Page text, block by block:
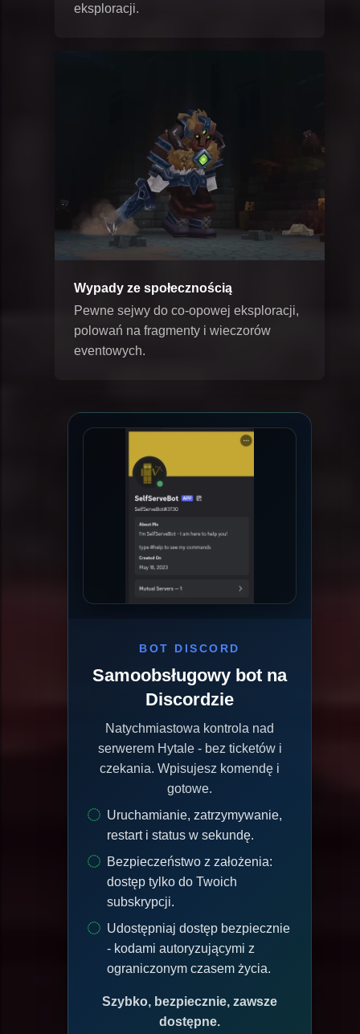
eksploracji.
Wypady ze społecznością
Pewne sejwy do co-opowej eksploracji,
polowań na fragmenty i wieczorów
eventowych.
BOT DISCORD
Samoobsługowy bot na
Discordzie
Natychmiastowa kontrola nad
serwerem Hytale - bez ticketów i
czekania. Wpisujesz komendę i
gotowe.
Uruchamianie, zatrzymywanie,
restart i status w sekundę.
Bezpieczeństwo z założenia:
dostęp tylko do Twoich
subskrypcji.
Udostępniaj dostęp bezpiecznie
- kodami autoryzującymi z
ograniczonym czasem życia.
Szybko, bezpiecznie, zawsze
dostępne.